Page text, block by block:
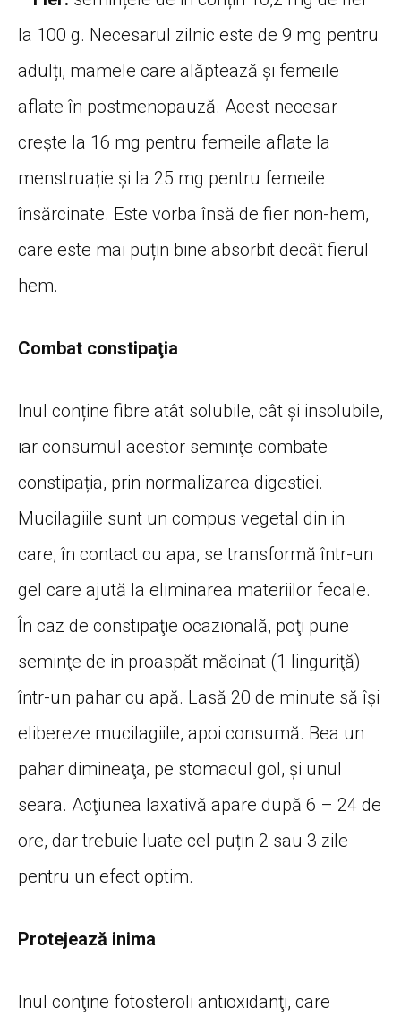
la 100 g. Necesarul zilnic este de 9 mg pentru
adulți, mamele care alăptează și femeile
aflate în postmenopauză. Acest necesar
creşte la 16 mg pentru femeile aflate la
menstruație și la 25 mg pentru femeile
însărcinate. Este vorba însă de fier non-hem,
care este mai puțin bine absorbit decât fierul
hem.
Combat constipaţia
Inul conține fibre atât solubile, cât și insolubile,
iar consumul acestor seminţe combate
constipația, prin normalizarea digestiei.
Mucilagiile sunt un compus vegetal din in
care, în contact cu apa, se transformă într-un
gel care ajută la eliminarea materiilor fecale.
În caz de constipaţie ocazională, poţi pune
seminţe de in proaspăt măcinat (1 linguriţă)
într-un pahar cu apă. Lasă 20 de minute să îşi
elibereze mucilagiile, apoi consumă. Bea un
pahar dimineaţa, pe stomacul gol, şi unul
seara. Acţiunea laxativă apare după 6 – 24 de
ore, dar trebuie luate cel puțin 2 sau 3 zile
pentru un efect optim.
Protejează inima
Inul conţine fotosteroli antioxidanţi, care